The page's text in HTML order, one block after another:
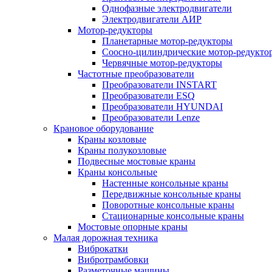
Однофазные электродвигатели
Электродвигатели АИР
Мотор-редукторы
Планетарные мотор-редукторы
Соосно-цилиндрические мотор-
Червячные мотор-редукторы
Частотные преобразователи
Преобразователи INSTART
Преобразователи ESQ
Преобразователи HYUNDAI
Преобразователи Lenze
Крановое оборудование
Краны козловые
Краны полукозловые
Подвесные мостовые краны
Краны консольные
Настенные консольные краны
Передвижные консольные краны
Поворотные консольные краны
Стационарные консольные краны
Мостовые опорные краны
Малая дорожная техника
Виброкатки
Вибротрамбовки